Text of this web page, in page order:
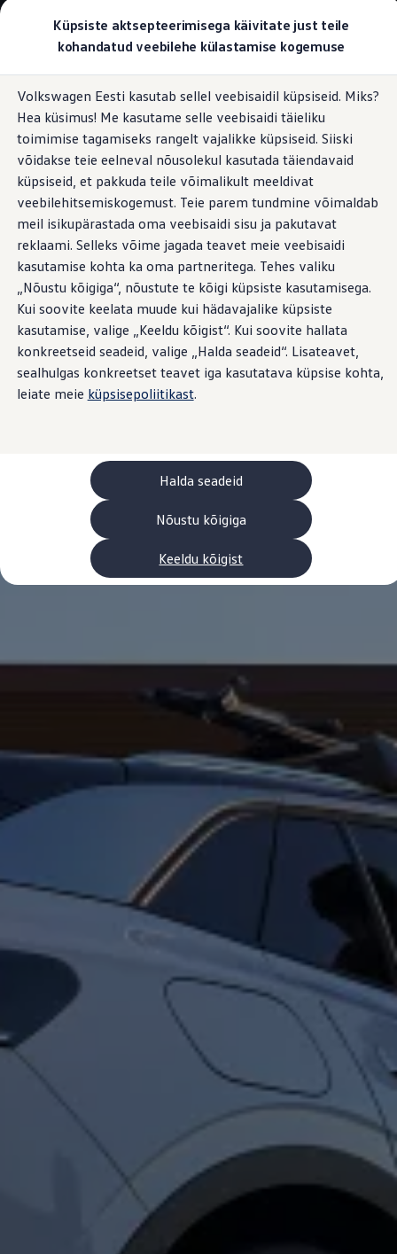
Küpsiste aktsepteerimisega käivitate just teile
kohandatud veebilehe külastamise kogemuse
Volkswagen Eesti kasutab sellel veebisaidil küpsiseid. Miks?
Hea küsimus! Me kasutame selle veebisaidi täieliku
toimimise tagamiseks rangelt vajalikke küpsiseid. Siiski
võidakse teie eelneval nõusolekul kasutada täiendavaid
küpsiseid, et pakkuda teile võimalikult meeldivat
veebilehitsemiskogemust. Teie parem tundmine võimaldab
meil isikupärastada oma veebisaidi sisu ja pakutavat
reklaami. Selleks võime jagada teavet meie veebisaidi
kasutamise kohta ka oma partneritega. Tehes valiku
„Nõustu kõigiga“, nõustute te kõigi küpsiste kasutamisega.
Kui soovite keelata muude kui hädavajalike küpsiste
kasutamise, valige „Keeldu kõigist“. Kui soovite hallata
konkreetseid seadeid, valige „Halda seadeid“. Lisateavet,
sealhulgas konkreetset teavet iga kasutatava küpsise kohta,
leiate meie küpsisepoliitikast.
Nõustu kõigiga
Keeldu kõigist
Halda seadeid
põhisisu
juurde
jaluse
juurde
Valige oma Volkswagen
Mudelid ja konfiguraator
Uus ID. Cross
Konfigureeri
Volkswageni tarbesõidukid. Igaks ülesandeks valmis
Volkswagen laoautode e-pood
Pakkumised ja teenused
Juubelipakkumine
Autovahetus
Garantii
Volkswagen laoautode e-pood
Tasuta registreerimistasu sinu uuele Volkswagenile!
Tiguani pistikhübriid
Elektriautod ja hübriidautod
Golf eHybrid
Tiguan eHybrid
Passat eHybrid
Tayron eHybrid
Touareg eHybrid
Ära iial ütle iial
ID. teadmised
Laadimine ja sõiduulatus
Elektrisõidukid töökojas: lõpp õlivahetustele
ID. tarkvarauuendus*
Elektriautode tarneajad
Ühenduvus
VW Connect
Aktiveerimine
VW Connect teie ID. jaoks.
Fleet Interface Data
Volkswageni eelised
Ülevaatus
Remont ja kontroll
Mootoriõli ja töövedelikud
Veljed ja rehvid
Avarii- ja rikkeabi
Volkswageni teenindus
Sise- ja väliskaitse
Transpordi- ja pagasilahendused
Meelelahutus ja elektroonika
Isikupärastamine
Seinalaadija ja laadimiskaablid
Klienditeave
Ringlussevõtt ja tagastamine
Tagasikutsumiskampaaniad
Hoiatus- ja märgutuled
Teie Volkswageni uusimad
Teie Volkswageni uusimad
Digitaalne juhend
Takata turvapadja ohutusalane tagasikutsumine